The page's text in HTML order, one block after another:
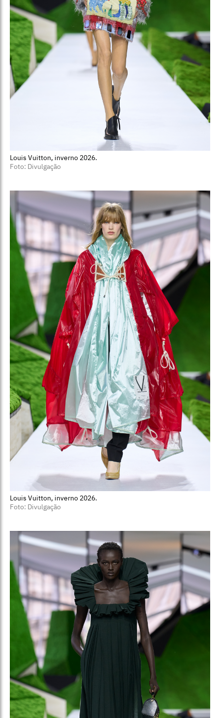
Louis Vuitton, inverno 2026.
Foto: Divulgação
Louis Vuitton, inverno 2026.
Foto: Divulgação